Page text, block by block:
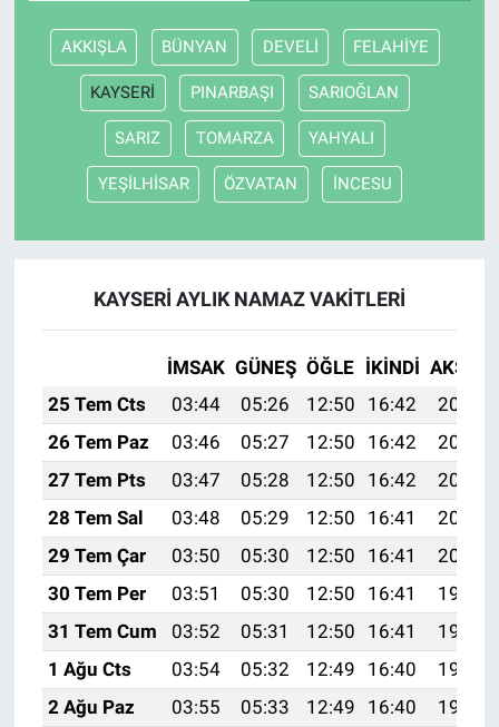
AKKIŞLA BÜNYAN DEVELİ FELAHİYE
KAYSERİ PINARBAŞI SARIOĞLAN
SARIZ TOMARZA YAHYALI
YEŞİLHİSAR ÖZVATAN İNCESU
KAYSERİ AYLIK NAMAZ VAKITLERI
İMSAK GÜNEŞ ÖĞLE İKINDI AKŞAM
25 Tem Cts
03:44 05:26 12:50 16:42
20:03
26 Tem Paz
03:46 05:27 12:50 16:42
20:02
27 Tem Pts
03:47 05:28 12:50 16:42
20:01
28 Tem Sal
03:48 05:29 12:50 16:41
20:01
29 Tem Çar
03:50 05:30 12:50 16:41
20:00
30 Tem Per
03:51 05:30 12:50 16:41
19:59
31 Tem Cum
03:52 05:31 12:50 16:41
19:58
1 Ağu Cts
03:54 05:32 12:49 16:40
19:57
2 Ağu Paz
03:55 05:33 12:49 16:40
19:56